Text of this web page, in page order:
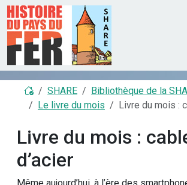
SHARE
Bibliothèque de la
Le livre du mois
Livre du mois :
Livre du mois : cable
d’acier